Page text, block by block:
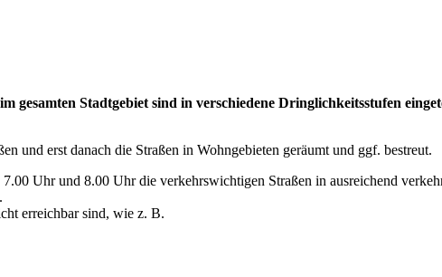
Stadtgebiet sind in verschiedene Dringlichkeitsstufen
und erst danach die Straßen in Wohngebieten geräumt und ggf. bestreut.
Uhr und 8.00 Uhr die verkehrswichtigen Straßen in ausreichend
erreichbar sind, wie z. B.